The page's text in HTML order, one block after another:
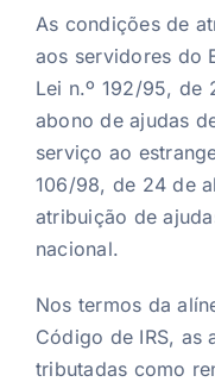
As condições de
aos servidores do
Lei n.º 192/95, de
abono de ajudas
serviço ao
106/98, de 24 de
atribuição de
nacional.
Nos termos da
Código de IRS, as
tributadas como